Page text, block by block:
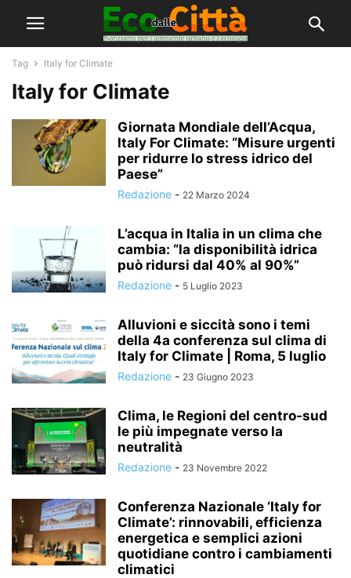
Tag Italy for Climate
Italy for Climate
Giornata Mondiale dell’Acqua,
Italy For Climate: “Misure urgenti
per ridurre lo stress idrico del
Paese”
Redazione - 22 Marzo 2024
L’acqua in Italia in un clima che
cambia: “la disponibilità idrica
può ridursi dal 40% al 90%”
Redazione - 5 Luglio 2023
Alluvioni e siccità sono i temi
della 4a conferenza sul clima di
Italy for Climate | Roma, 5 luglio
Redazione - 23 Giugno 2023
Clima, le Regioni del centro-sud
le più impegnate verso la
neutralità
Redazione - 23 Novembre 2022
Conferenza Nazionale ‘Italy for
Climate’: rinnovabili, efficienza
energetica e semplici azioni
quotidiane contro i cambiamenti
climatici